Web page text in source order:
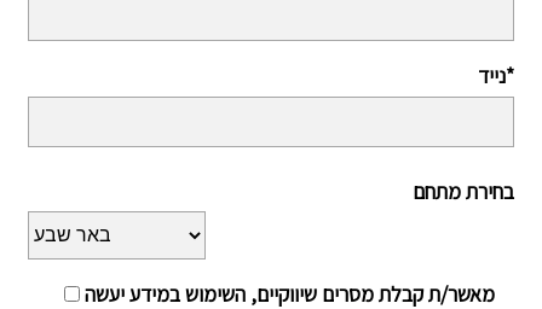
נייד*
בחירת מתחם
מאשר/ת קבלת מסרים שיווקיים, השימוש במידע יעשה